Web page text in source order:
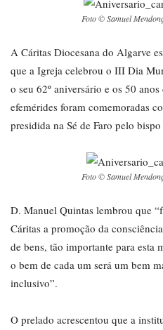
Foto © Samuel
A Cáritas Diocesana do Algarve
que a Igreja celebrou o III Dia
o seu 62º aniversário e os 50
efemérides foram comemoradas
presidida na Sé de Faro pelo
Foto © Samuel
D. Manuel Quintas lembrou que
Cáritas a promoção da
de bens, tão importante para esta
o bem de cada um será um bem
inclusivo”.
O prelado acrescentou que a